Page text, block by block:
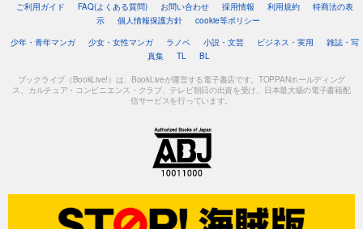
ご利用ガイド FAQ(よくある質問) お問い合わせ 採用情報 利用規約
特商法の表
示
個人情報保護方針
cookie等ポリシー
少年・青年マンガ
少女・女性マンガ ラノベ 小説・文芸 ビジネス・実用
雑誌・写
真集
TL BL
ブックライブ（BookLive!）は、BookLiveが運営する電子書店です。TOPPANホールディング
ス、カルチュア・コンビニエンス・クラブ、テレビ朝日の出資を受け、日本最大級の電子書籍配
信サービスを行っています。